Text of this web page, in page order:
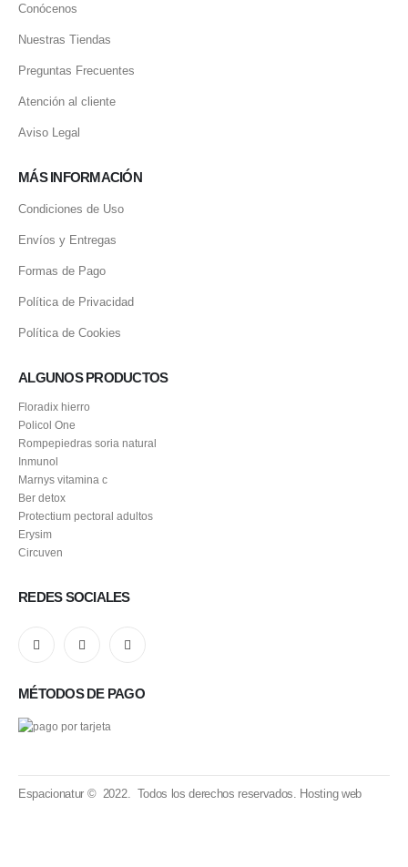
Conócenos
Nuestras Tiendas
Preguntas Frecuentes
Atención al cliente
Aviso Legal
MÁS INFORMACIÓN
Condiciones de Uso
Envíos y Entregas
Formas de Pago
Política de Privacidad
Política de Cookies
ALGUNOS PRODUCTOS
Floradix hierro
Policol One
Rompepiedras soria natural
Inmunol
Marnys vitamina c
Ber detox
Protectium pectoral adultos
Erysim
Circuven
REDES SOCIALES
MÉTODOS DE PAGO
Espacionatur © 2022. Todos los derechos reservados. Hosting web